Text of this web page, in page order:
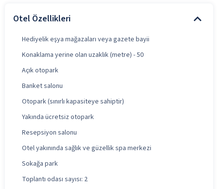
Otel Özellikleri
Hediyelik eşya mağazaları veya gazete bayii
Konaklama yerine olan uzaklık (metre) - 50
Açık otopark
Banket salonu
Otopark (sınırlı kapasiteye sahiptir)
Yakında ücretsiz otopark
Resepsiyon salonu
Otel yakınında sağlık ve güzellik spa merkezi
Sokağa park
Toplantı odası sayısı: 2